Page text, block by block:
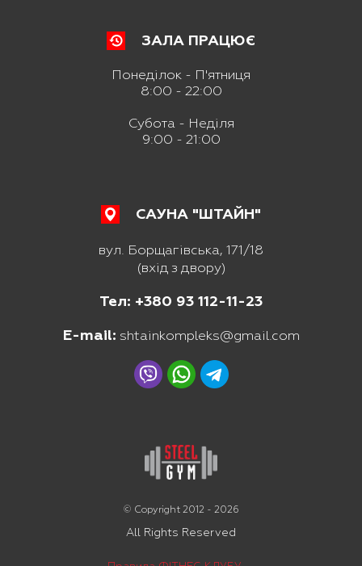
© Copyright 2012 - 2026
All Rights Reserved
ЗАЛА ПРАЦЮЄ
Понеділок - П'ятниця
8:00 - 22:00
Субота - Неділя
9:00 - 21:00
САУНА "ШТАЙН"
вул. Борщагівська, 171/18
(вхід з двору)
Тел: +380 93 112-11-23
E-mail: shtainkompleks@gmail.com